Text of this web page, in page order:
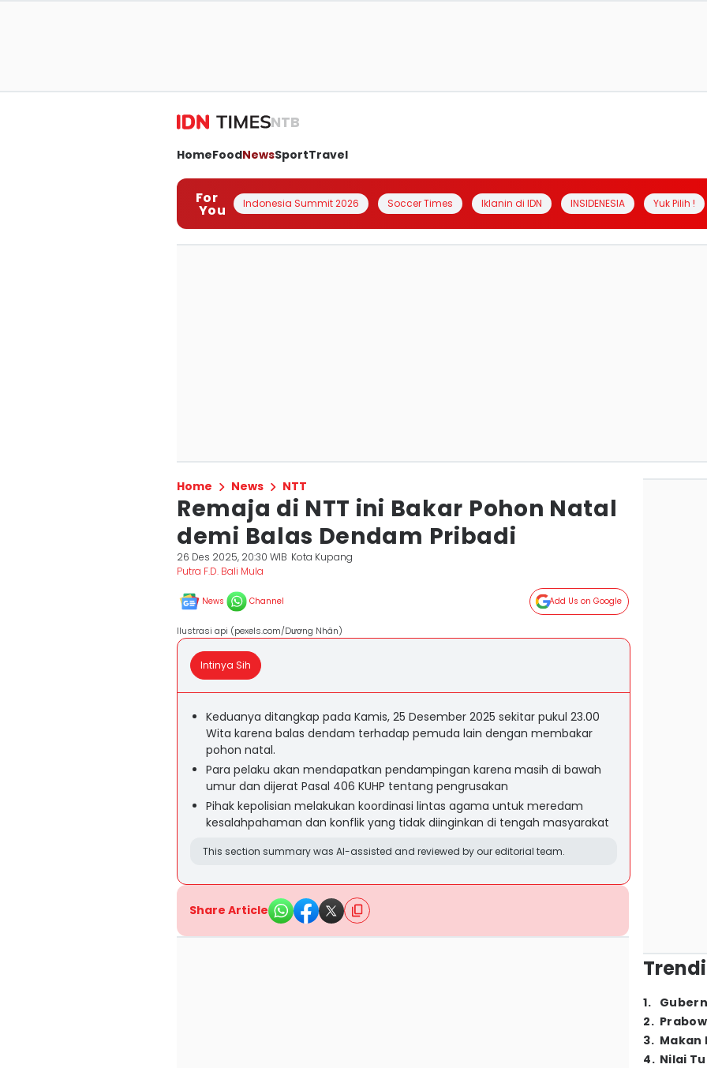
NTB
HomeFoodNewsSportTravel
For
You Indonesia Summit 2026 Soccer Times Iklanin di IDN INSIDENESIA Yuk Pilih !
Home News NTT
Remaja di NTT ini Bakar Pohon Natal
demi Balas Dendam Pribadi
26 Des 2025, 20:30 WIB Kota Kupang
Putra F.D. Bali Mula
News Channel Add Us on Google
Ilustrasi api (pexels.com/Dương Nhân)
Intinya Sih
Keduanya ditangkap pada Kamis, 25 Desember 2025 sekitar pukul 23.00
Wita karena balas dendam terhadap pemuda lain dengan membakar
pohon natal.
Para pelaku akan mendapatkan pendampingan karena masih di bawah
umur dan dijerat Pasal 406 KUHP tentang pengrusakan
Pihak kepolisian melakukan koordinasi lintas agama untuk meredam
kesalahpahaman dan konflik yang tidak diinginkan di tengah masyarakat
This section summary was AI-assisted and reviewed by our editorial team.
Share Article
1.
2.
3. Makan
4. Nilai